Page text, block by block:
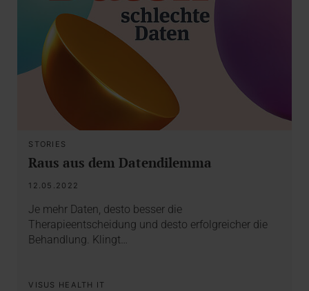
STORIES
Raus aus dem Datendilemma
12.05.2022
Je mehr Daten, desto besser die
Therapieentscheidung und desto erfolgreicher die
Behandlung. Klingt…
VISUS HEALTH IT